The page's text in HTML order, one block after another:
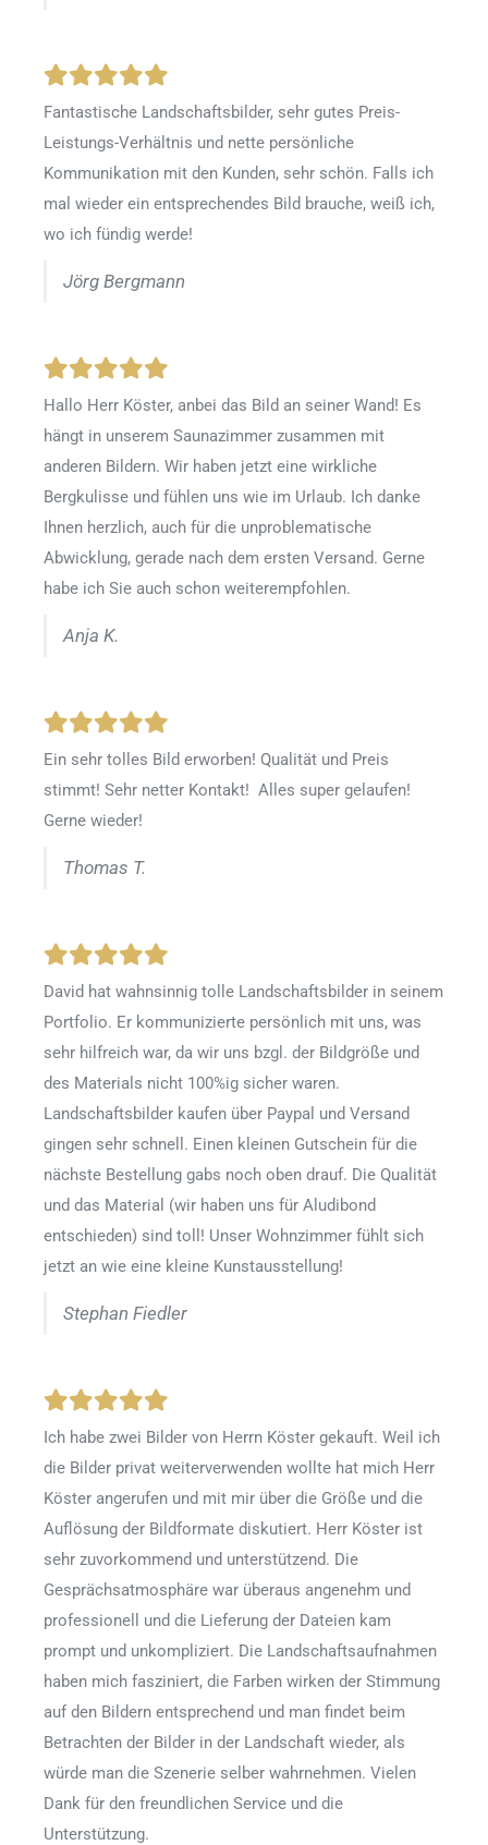
Fantastische Landschaftsbilder, sehr gutes Preis-
Leistungs-Verhältnis und nette persönliche
Kommunikation mit den Kunden, sehr schön. Falls ich
mal wieder ein entsprechendes Bild brauche, weiß ich,
wo ich fündig werde!
Jörg Bergmann
Hallo Herr Köster, anbei das Bild an seiner Wand! Es
hängt in unserem Saunazimmer zusammen mit
anderen Bildern. Wir haben jetzt eine wirkliche
Bergkulisse und fühlen uns wie im Urlaub. Ich danke
Ihnen herzlich, auch für die unproblematische
Abwicklung, gerade nach dem ersten Versand. Gerne
habe ich Sie auch schon weiterempfohlen.
Anja K.
Ein sehr tolles Bild erworben! Qualität und Preis
stimmt! Sehr netter Kontakt! Alles super gelaufen!
Gerne wieder!
Thomas T.
David hat wahnsinnig tolle Landschaftsbilder in seinem
Portfolio. Er kommunizierte persönlich mit uns, was
sehr hilfreich war, da wir uns bzgl. der Bildgröße und
des Materials nicht 100%ig sicher waren.
Landschaftsbilder kaufen über Paypal und Versand
gingen sehr schnell. Einen kleinen Gutschein für die
nächste Bestellung gabs noch oben drauf. Die Qualität
und das Material (wir haben uns für Aludibond
entschieden) sind toll! Unser Wohnzimmer fühlt sich
jetzt an wie eine kleine Kunstausstellung!
Stephan Fiedler
Ich habe zwei Bilder von Herrn Köster gekauft. Weil ich
die Bilder privat weiterverwenden wollte hat mich Herr
Köster angerufen und mit mir über die Größe und die
Auflösung der Bildformate diskutiert. Herr Köster ist
sehr zuvorkommend und unterstützend. Die
Gesprächsatmosphäre war überaus angenehm und
professionell und die Lieferung der Dateien kam
prompt und unkompliziert. Die Landschaftsaufnahmen
haben mich fasziniert, die Farben wirken der Stimmung
auf den Bildern entsprechend und man findet beim
Betrachten der Bilder in der Landschaft wieder, als
würde man die Szenerie selber wahrnehmen. Vielen
Dank für den freundlichen Service und die
Unterstützung.